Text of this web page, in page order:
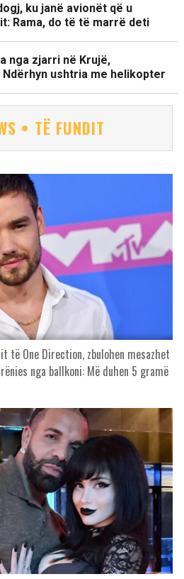
ku janë avionët që u
Rama, do të të marrë deti
nga zjarri në Krujë,
ushtria me helikopter
• TË FUNDIT
të One Direction, zbulohen mesazhet
nga ballkoni: Më duhen 5 gramë